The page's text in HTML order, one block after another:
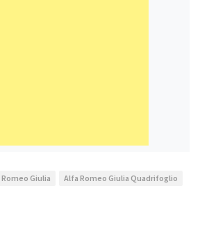
Giulia
Alfa Romeo Giulia Quadrifoglio